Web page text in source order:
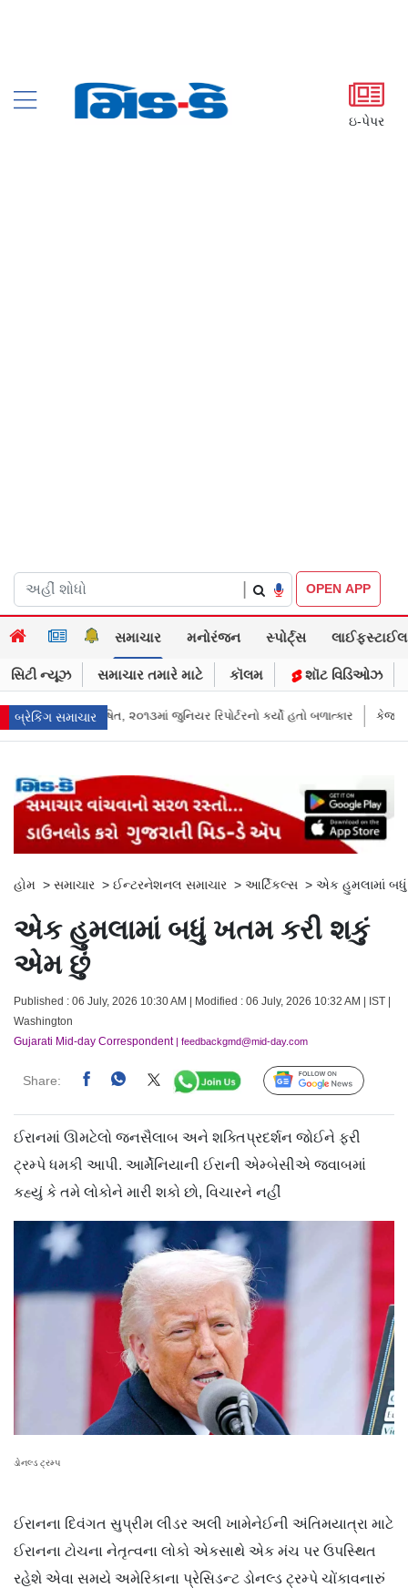
ઇ-પેપર
OPEN APP
સમાચાર મનોરંજન સ્પોર્ટ્સ લાઈફસ્ટાઈલ
સિટી ન્યૂઝ સમાચાર તમારે માટે કૉલમ શૉટ વિડિઓઝ
બ્રેકિંગ સમાચારકર્યો હતો બળાત્કાર કેજરીવાલનું ઇન્સ્ટાગ્રામ એકાઉન્ટ ભારતમાં
હોમ > સમાચાર > ઈન્ટરનેશનલ સમાચાર > આર્ટિકલ્સ > એક હુમલામાં
એક હુમલામાં બધું ખતમ કરી શકું
એમ છું
Published : 06 July, 2026 10:30 AM | Modified : 06 July, 2026 10:32 AM | IST |
Washington
Gujarati Mid-day Correspondent| feedbackgmd@mid-day.com
Share: Follow Us
ઈરાનમાં ઊમટેલો જનસૈલાબ અને શક્તિપ્રદર્શન જોઈને ફરી
ટ્રમ્પે ધમકી આપી. આર્મેનિયાની ઈરાની એમ્બેસીએ જવાબમાં
કહ્યું કે તમે લોકોને મારી શકો છો, વિચારને નહીં
ડોનલ્ડ ટ્રમ્પ
ઈરાનના દિવંગત સુપ્રીમ લીડર અલી ખામેનેઈની અંતિમયાત્રા માટે
ઈરાનના ટોચના નેતૃત્વના લોકો એકસાથે એક મંચ પર ઉપસ્થિત
રહેશે એવા સમયે અમેરિકાના પ્રેસિડન્ટ ડોનલ્ડ ટ્રમ્પે ચોંકાવનારું